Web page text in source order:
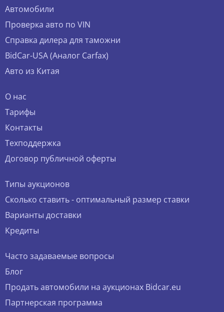
Автомобили
Проверка авто по VIN
Справка дилера для таможни
BidCar-USA (Аналог Carfax)
Авто из Китая
О нас
Тарифы
Контакты
Техподдержка
Договор публичной оферты
Типы аукционов
Сколько ставить - оптимальный размер ставки
Варианты доставки
Кредиты
Часто задаваемые вопросы
Блог
Продать автомобили на аукционах Bidcar.eu
Партнерская программа